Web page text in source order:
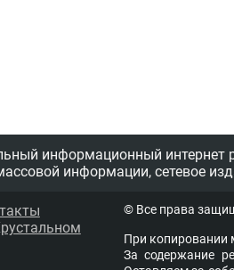
информационный интернет
информации, сетевое
© Все права
При копировании
За содержание